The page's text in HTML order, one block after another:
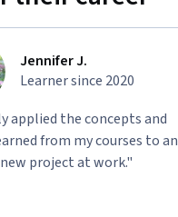
Jennifer J.
Learner since 2020
applied the concepts and
from my courses to an
project at work."